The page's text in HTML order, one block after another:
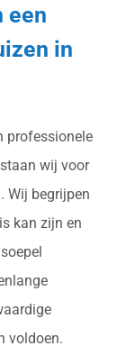
een
in
professionele
wij voor
Wij begrijpen
kan zijn en
voldoen.